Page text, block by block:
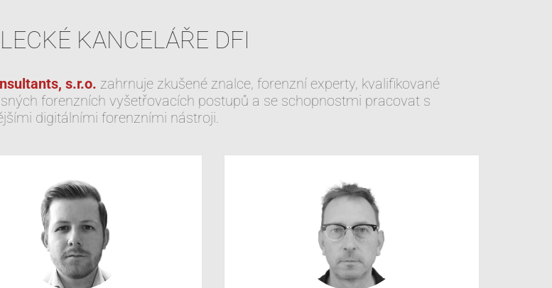
KANCELÁŘE DFI
s.r.o. zahrnuje zkušené znalce, forenzní experty, kvalifikované
forenzních vyšetřovacích postupů a se schopnostmi pracovat s
digitálními forenzními nástroji.